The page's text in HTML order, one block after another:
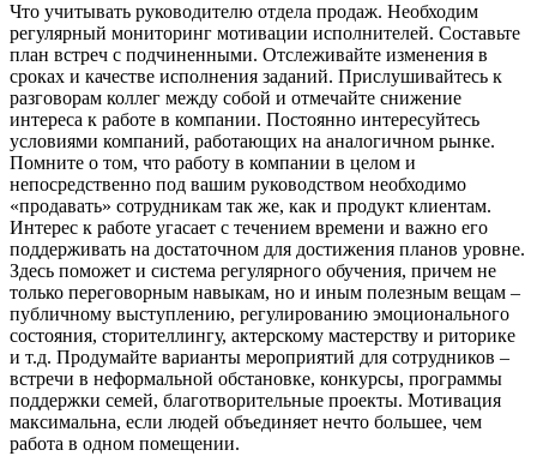
Что учитывать руководителю отдела продаж. Необходим
регулярный мониторинг мотивации исполнителей. Составьте
план встреч с подчиненными. Отслеживайте изменения в
сроках и качестве исполнения заданий. Прислушивайтесь к
разговорам коллег между собой и отмечайте снижение
интереса к работе в компании. Постоянно интересуйтесь
условиями компаний, работающих на аналогичном рынке.
Помните о том, что работу в компании в целом и
непосредственно под вашим руководством необходимо
«продавать» сотрудникам так же, как и продукт клиентам.
Интерес к работе угасает с течением времени и важно его
поддерживать на достаточном для достижения планов уровне.
Здесь поможет и система регулярного обучения, причем не
только переговорным навыкам, но и иным полезным вещам –
публичному выступлению, регулированию эмоционального
состояния, сторителлингу, актерскому мастерству и риторике
и т.д. Продумайте варианты мероприятий для сотрудников –
встречи в неформальной обстановке, конкурсы, программы
поддержки семей, благотворительные проекты. Мотивация
максимальна, если людей объединяет нечто большее, чем
работа в одном помещении.